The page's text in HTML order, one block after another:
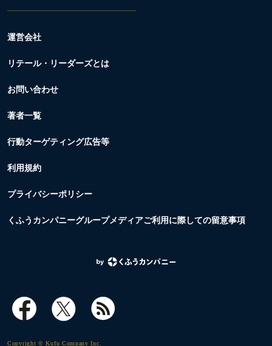
運営会社
リテール・リーダーズとは
お問い合わせ
著者一覧
行動ターゲティング広告等
利用規約
プライバシーポリシー
くふうカンパニーグループメディアご利用に際しての留意事項
Copyright © Kufu Company Inc.